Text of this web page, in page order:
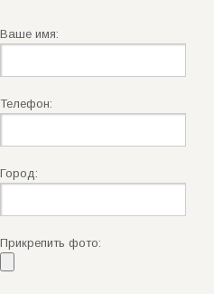
Ваше имя:
Телефон:
Город:
Прикрепить фото: